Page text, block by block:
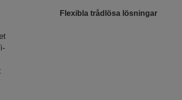
Flexibla trådlösa lösningar